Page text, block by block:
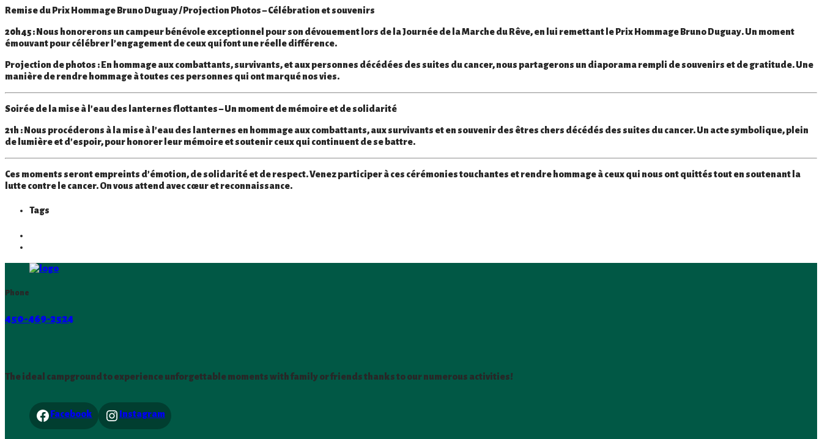
Remise du Prix Hommage Bruno Duguay / Projection Photos – Célébration et souvenirs
20h45: Nous honorerons un campeur bénévoleexceptionnel pour son dévouement lors de laJournée de la Marche du Rêve, en lui remettant le Prix Hommage Bruno Duguay. Un moment
émouvant pour célébrer l’engagement de ceux qui font une réelle différence.
Projection de photos : En hommage auxcombattants,survivants, et auxpersonnes décédées des suites du cancer, nous partagerons un diaporamarempli de souvenirs et de gratitude. Une
manière de rendre hommage à toutes ces personnes qui ont marqué nos vies.
Soirée de la mise à l’eaudes lanternes flottantes – Un moment de mémoire et de solidarité
21h : Nous procéderons à la mise à l’eau des lanternes en hommage aux combattants, aux survivants et en souvenir des êtres chers décédés des suites du cancer. Un acte symbolique, plein
de lumière et d’espoir, pour honorer leur mémoire et soutenir ceux qui continuent de se battre.
Ces moments seront empreints d’émotion, de solidarité et de respect. Venez participer à ces cérémonies touchantes et rendre hommage à ceux qui nous ont quittés tout en soutenant la
lutte contre le cancer. On vous attend avec cœur et reconnaissance.
Tags
Phone
450-469‑2524
The ideal campground to experience unforgettable moments with family or friends thanks to our numerous activities!
Facebook Instagram